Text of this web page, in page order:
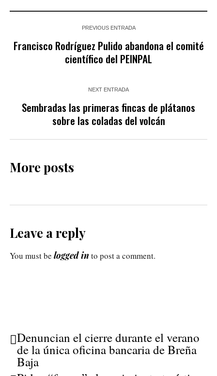
PREVIOUS ENTRADA
Francisco Rodríguez Pulido abandona el comité
científico del PEINPAL
NEXT ENTRADA
Sembradas las primeras fincas de plátanos
sobre las coladas del volcán
More posts
Leave a reply
You must be logged in to post a comment.
Denuncian el cierre durante el verano
de la única oficina bancaria de Breña
Baja